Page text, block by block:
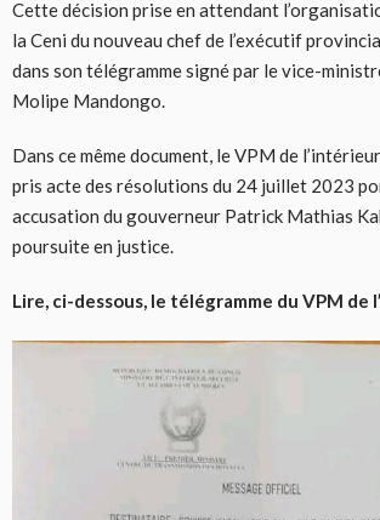
Cette décision prise en attendant
la Ceni du nouveau chef de l’exécutif
dans son télégramme signé par le vice-
Molipe Mandongo.
Dans ce même document, le VPM de
pris acte des résolutions du 24 juillet 2023
accusation du gouverneur Patrick Mathias
poursuite en justice.
Lire, ci-dessous, le télégramme du VPM de